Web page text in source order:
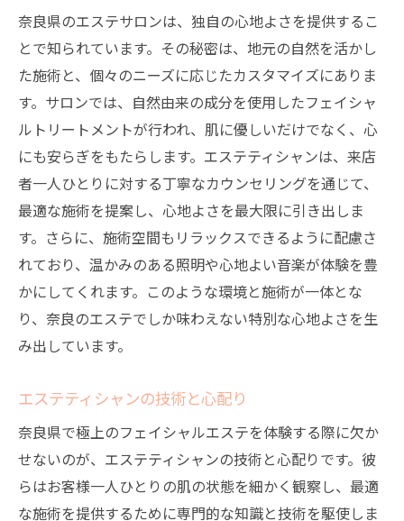
し奈良県編
現代人に必要なエステによる癒し
奈良県のエステサロンが提供するストレス
ケア
エステがもたらす心の安らぎ
ストレス解消に役立つフェイシャルエステ
奈良のエステで心を癒す方法
現代社会でのエステの重要性
奈良県のエステサロンで心と肌にご褒美を贈る
自分へのご褒美としてのエステ体験
心と肌にご褒美を贈るフェイシャルエステ
自分を甘やかすためのエステの選び方
エステがもたらす心のご褒美
奈良県での贅沢なエステ体験の魅力
奈良県のエステサロンは、独自の心地よさを提供するこ
とで知られています。その秘密は、地元の自然を活かし
た施術と、個々のニーズに応じたカスタマイズにありま
す。サロンでは、自然由来の成分を使用したフェイシャ
ルトリートメントが行われ、肌に優しいだけでなく、心
にも安らぎをもたらします。エステティシャンは、来店
者一人ひとりに対する丁寧なカウンセリングを通じて、
最適な施術を提案し、心地よさを最大限に引き出しま
す。さらに、施術空間もリラックスできるように配慮さ
れており、温かみのある照明や心地よい音楽が体験を豊
かにしてくれます。このような環境と施術が一体とな
り、奈良のエステでしか味わえない特別な心地よさを生
み出しています。
エステティシャンの技術と心配り
奈良県で極上のフェイシャルエステを体験する際に欠か
せないのが、エステティシャンの技術と心配りです。彼
らはお客様一人ひとりの肌の状態を細かく観察し、最適
な施術を提供するために専門的な知識と技術を駆使しま